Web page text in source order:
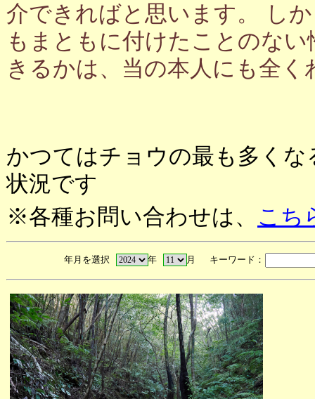
介できればと思います。 し
もまともに付けたことのな
きるかは、当の本人にも全く
かつてはチョウの最も多く
状況です
※各種お問い合わせは、 こち
年月を選択 年 月 キーワード：